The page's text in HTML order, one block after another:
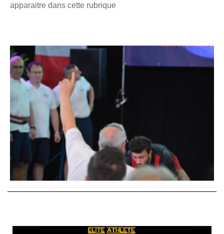
apparaitre dans cette rubrique